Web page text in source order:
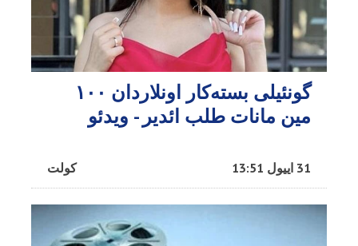
گونئیلی بسته‌کار اونلاردان ۱۰۰
مین مانات طلب ائدیر - ویدئو
کولت 31 اییول 13:51